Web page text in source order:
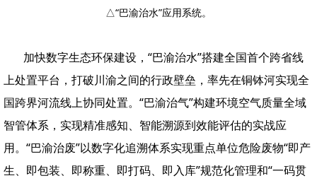
△“巴渝治水”应用系统。
加快数字生态环保建设，“巴渝治水”搭建全国首个跨省线
上处置平台，打破川渝之间的行政壁垒，率先在铜钵河实现全
国跨界河流线上协同处置。“巴渝治气”构建环境空气质量全域
智管体系，实现精准感知、智能溯源到效能评估的实战应
用。“巴渝治废”以数字化追溯体系实现重点单位危险废物“即产
生、即包装、即称重、即打码、即入库”规范化管理和“一码贯